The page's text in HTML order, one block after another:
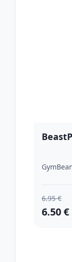
6.95 €
6.50 €